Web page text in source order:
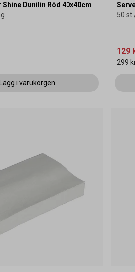
Shine Dunilin Röd 40x40cm
Lägg i varukorgen
50 st
129
299